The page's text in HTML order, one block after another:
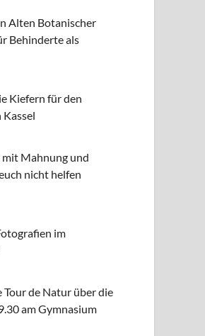
Alten Botanischer
Behinderte als
Kiefern für den
Mahnung und
nicht helfen
im
Tour de Natur über die
am Gymnasium